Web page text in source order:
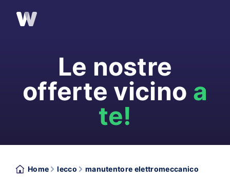
Le nostre
offerte vicino a
te!
Home lecco manutentore elettromeccanico